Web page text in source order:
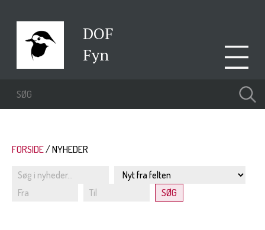
DOF
Fyn
FORSIDE NYHEDER